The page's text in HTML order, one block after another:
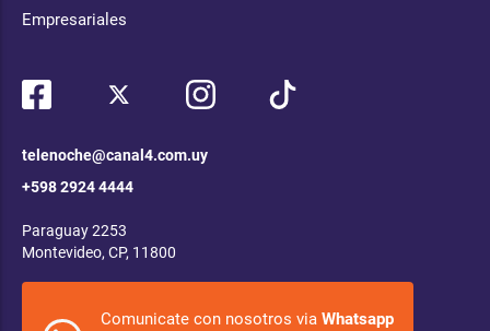
Empresariales
telenoche@canal4.com.uy
+598 2924 4444
Paraguay 2253
Montevideo, CP, 11800
Comunicate con nosotros via Whatsapp